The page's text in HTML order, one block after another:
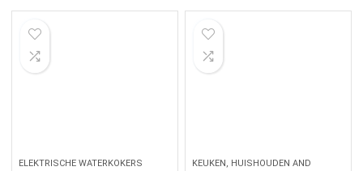
ELEKTRISCHE WATERKOKERS
KEUKEN, HUISHOUDEN AND